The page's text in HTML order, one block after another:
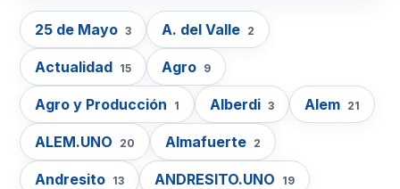
25 de Mayo 3 A. del Valle 2
Actualidad 15 Agro 9
Agro y Producción 1 Alberdi 3 Alem 21
ALEM.UNO 20 Almafuerte 2
Andresito 13 ANDRESITO.UNO 19